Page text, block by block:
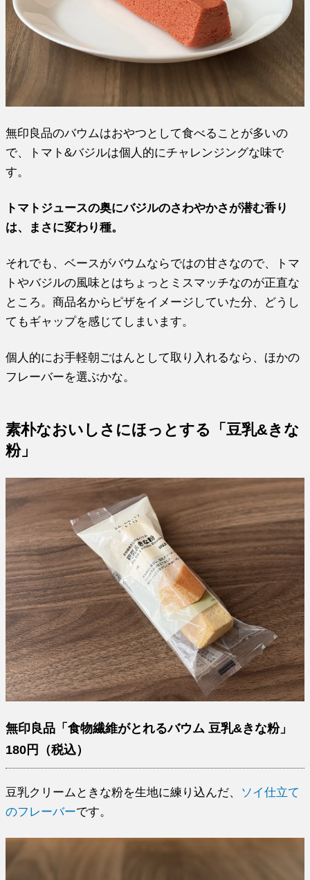
無印良品のバウムはおやつとして食べることが多いの
で、トマト&バジルは個人的にチャレンジングな味で
す。
トマトジュースの奥にバジルのさわやかさが潜む香り
は、まさに変わり種。
それでも、ベースがバウムならではの甘さなので、トマ
トやバジルの風味とはちょっとミスマッチなのが正直な
ところ。商品名からピザをイメージしていた分、どうし
てもギャップを感じてしまいます。
個人的にお手軽朝ごはんとして取り入れるなら、ほかの
フレーバーを選ぶかな。
素朴なおいしさにほっとする「豆乳&きな
粉」
無印良品「食物繊維がとれるバウム 豆乳&きな粉」
180円（税込）
豆乳クリームときな粉を生地に練り込んだ、 ソイ仕立て
のフレーバーです。